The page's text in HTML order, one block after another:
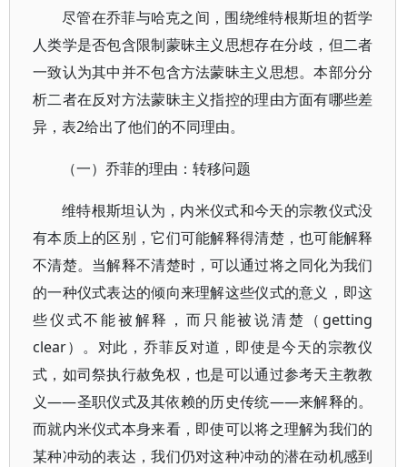
尽管在乔菲与哈克之间，围绕维特根斯坦的哲学
人类学是否包含限制蒙昧主义思想存在分歧，但二者
一致认为其中并不包含方法蒙昧主义思想。本部分分
析二者在反对方法蒙昧主义指控的理由方面有哪些差
异，表2给出了他们的不同理由。
（一）乔菲的理由：转移问题
维特根斯坦认为，内米仪式和今天的宗教仪式没
有本质上的区别，它们可能解释得清楚，也可能解释
不清楚。当解释不清楚时，可以通过将之同化为我们
的一种仪式表达的倾向来理解这些仪式的意义，即这
些仪式不能被解释，而只能被说清楚（getting
clear）。对此，乔菲反对道，即使是今天的宗教仪
式，如司祭执行赦免权，也是可以通过参考天主教教
义——圣职仪式及其依赖的历史传统——来解释的。
而就内米仪式本身来看，即使可以将之理解为我们的
某种冲动的表达，我们仍对这种冲动的潜在动机感到